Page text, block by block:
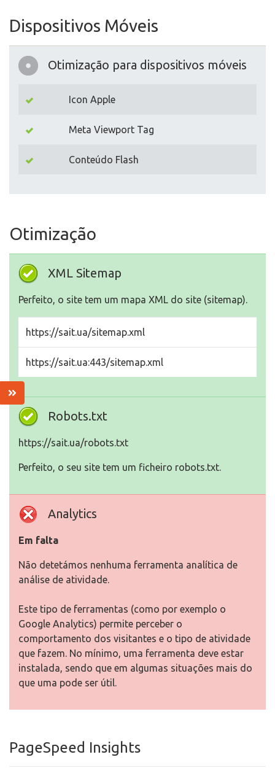
Dispositivos Móveis
Otimização para dispositivos móveis
Icon Apple
Meta Viewport Tag
Conteúdo Flash
Otimização
XML Sitemap
Perfeito, o site tem um mapa XML do site (sitemap).
https://sait.ua/sitemap.xml
https://sait.ua:443/sitemap.xml
Robots.txt
https://sait.ua/robots.txt
Perfeito, o seu site tem um ficheiro robots.txt.
Analytics
Em falta
Não detetámos nenhuma ferramenta analítica de
análise de atividade.
Este tipo de ferramentas (como por exemplo o
Google Analytics) permite perceber o
comportamento dos visitantes e o tipo de atividade
que fazem. No mínimo, uma ferramenta deve estar
instalada, sendo que em algumas situações mais do
que uma pode ser útil.
PageSpeed Insights